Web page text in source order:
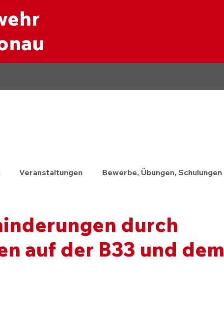
Veranstaltungen Bewerbe, Übungen, Schulungen
durch
auf der B33 und dem